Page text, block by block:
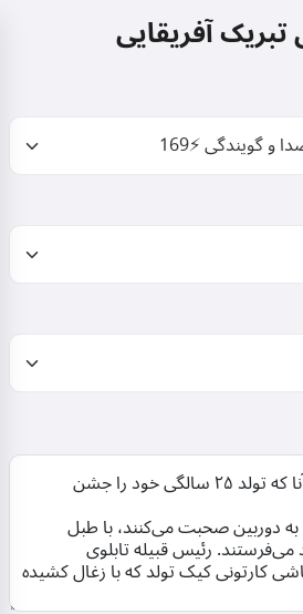
آفریقایی